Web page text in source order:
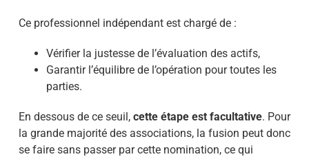
Ce professionnel indépendant est chargé de :
Vérifier la justesse de l’évaluation des actifs,
Garantir l’équilibre de l’opération pour toutes les
parties.
En dessous de ce seuil, cette étape est facultative. Pour
la grande majorité des associations, la fusion peut donc
se faire sans passer par cette nomination, ce qui